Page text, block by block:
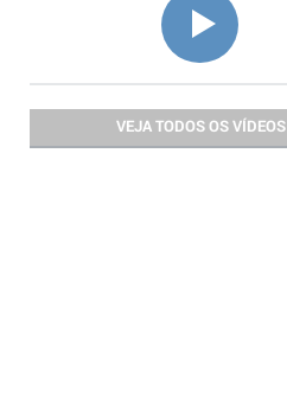
VEJA TODOS OS VÍDEOS